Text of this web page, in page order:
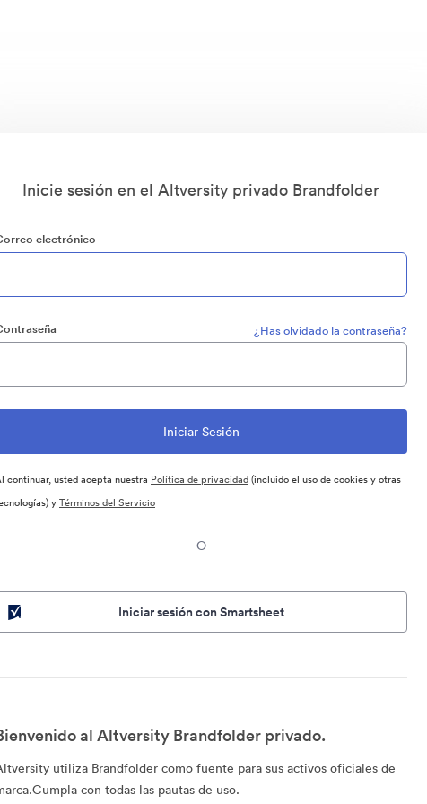
Inicie sesión en el Altversity privado Brandfolder
electrónico
¿Has olvidado la contraseña?
continuar, usted acepta nuestra Política de privacidad(incluido el uso de cookies y otras
yTérminos del Servicio
O
Iniciar sesión con Smartsheet
al Altversity Brandfolder privado.
utiliza Brandfolder como fuente para sus activos oficiales de
con todas las pautas de uso.